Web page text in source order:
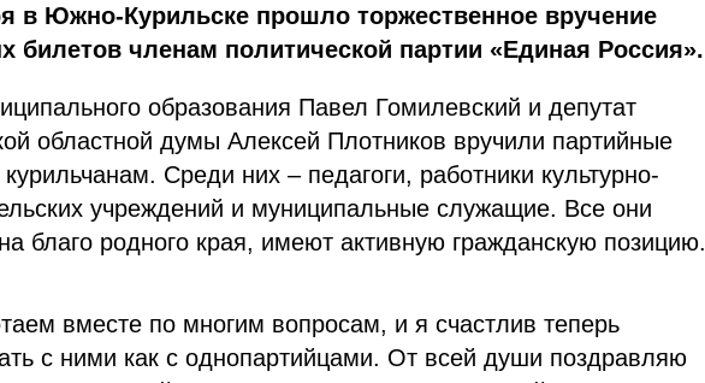
в Южно-Курильске прошло торжественное вручение
билетов членам политической партии «Единая Россия».
образования Павел Гомилевский и депутат
областной думы Алексей Плотников вручили партийные
Среди них – педагоги, работники культурно-
учреждений и муниципальные служащие. Все они
благо родного края, имеют активную гражданскую позицию.
вместе по многим вопросам, и я счастлив теперь
с ними как с однопартийцами. От всей души поздравляю